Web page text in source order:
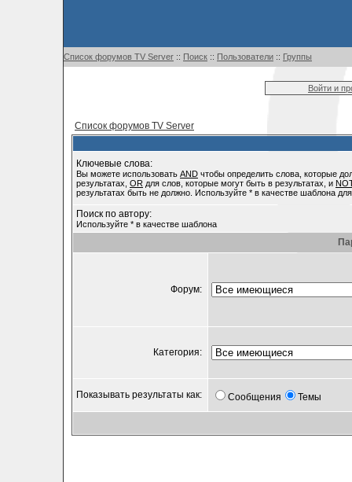
Список форумов TV Server :: Поиск :: Пользователи :: Группы
Войти и
Список форумов TV Server
Ключевые слова:
Вы можете использовать AND чтобы определить слова, которые
результатах, OR для слов, которые могут быть в результатах, и
результатах быть не должно. Используйте * в качестве шаблона
Поиск по автору:
Используйте * в качестве шаблона
Форум:
Категория:
Показывать результаты как: Сообщения Темы